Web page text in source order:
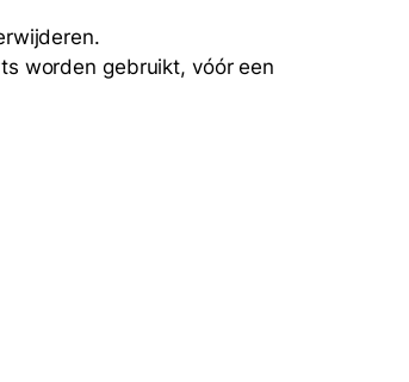
worden gebruikt, vóór een